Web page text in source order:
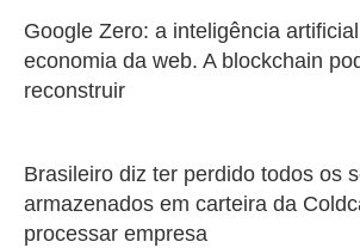
Google Zero: a inteligência
economia da web. A blockchain
reconstruir
Brasileiro diz ter perdido todos os
armazenados em carteira da
processar empresa